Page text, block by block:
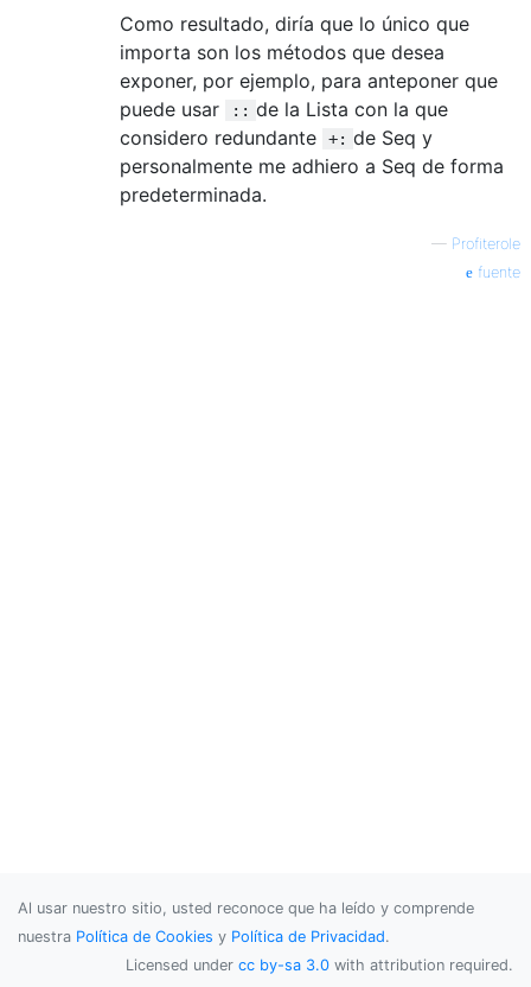
Como resultado, diría que lo único que
importa son los métodos que desea
exponer, por ejemplo, para anteponer que
puede usar
:: de la Lista con la que
considero redundante
+: de Seq y
personalmente me adhiero a Seq de forma
predeterminada.
— Profiterole
fuente
Al usar nuestro sitio, usted reconoce que ha leído y comprende
nuestra Política de Cookies y Política de Privacidad.
Licensed under cc by-sa 3.0 with attribution required.